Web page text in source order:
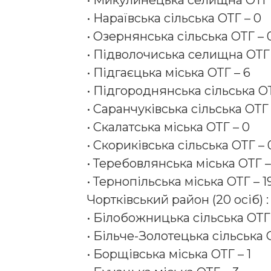
• Нараївська сільська ОТГ – 0
• Озернянська сільська ОТГ –
• Підволочиська селищна ОТГ
• Підгаєцька міська ОТГ – 6
• Підгороднянська сільська
• Саранчуківська сільська
• Скалатська міська ОТГ – 0
• Скориківська сільська ОТГ –
• Теребовлянська міська ОТГ –
• Тернопільська міська ОТГ –
Чортківський район (20 осіб) :
• Білобожницька сільська
• Більче-Золотецька сільська
• Борщівська міська ОТГ – 1